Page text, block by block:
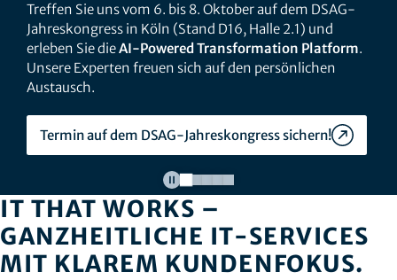
Treffen Sie uns vom 6. bis 8. Oktober auf dem DSAG-
Jahreskongress in Köln (Stand D16, Halle 2.1) und
erleben Sie dieAI-Powered Transformation Platform.
Unsere Experten freuen sich auf den persönlichen
Austausch.
Termin auf dem DSAG-Jahreskongress sichern!
IT THAT WORKS –
GANZHEITLICHE IT-SERVICES
MIT KLAREM KUNDENFOKUS.